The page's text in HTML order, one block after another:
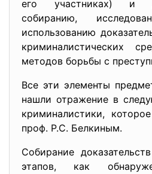
его участниках) и
собиранию,
использованию
криминалистических
методов борьбы с
Все эти элементы
нашли отражение в
криминалистики,
проф. Р.С. Белкиным.
Собирание
этапов, как